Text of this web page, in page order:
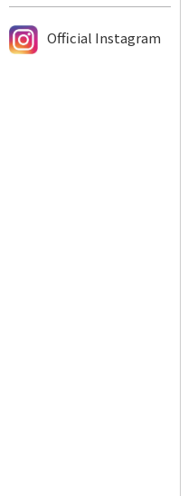
Official Instagram